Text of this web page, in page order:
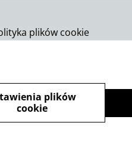
plików cookie
plików
cookie